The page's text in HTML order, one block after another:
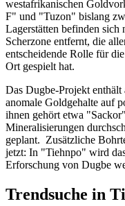
westafrikanischen
F" und "Tuzon" bislang
Lagerstätten befinden
Scherzone entfernt, die
entscheidende Rolle für
Ort gespielt hat.
Das Dugbe-Projekt
anomale Goldgehalte auf
ihnen gehört etwa
Mineralisierungen
geplant. Zusätzliche
jetzt: In "Tiehnpo" wird
Erforschung von Dugbe
Trendsuche in